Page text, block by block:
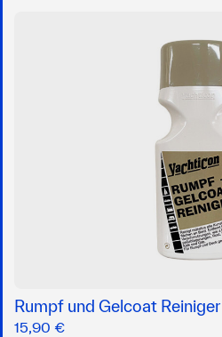
Rumpf und Gelcoat Reiniger
15,90 €